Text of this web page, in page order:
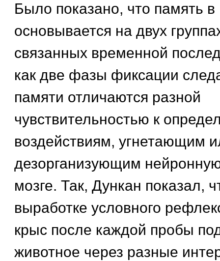
Было показано, что память в
основывается на двух
связанных временной
как две фазы фиксации
памяти отличаются разной
чувствительностью к
воздействиям, угнетающим
дезорганизующим
мозге. Так, Дункан показал,
выработке условного
крыс после каждой пробы
животное через разные